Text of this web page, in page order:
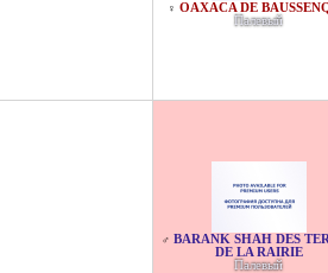
♀ OAXACA DE
Палевый
♂ BARANK SHAH DES
DE LA RAIRIE
Палевый